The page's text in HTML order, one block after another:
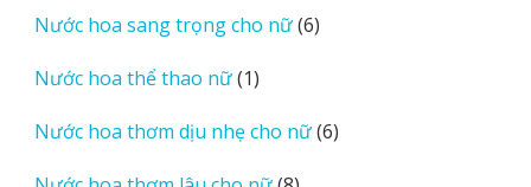
Nước hoa sang trọng cho nữ 66
Nước hoa thể thao nữ 11
phẩm
Nước hoa thơm dịu nhẹ cho nữ 66